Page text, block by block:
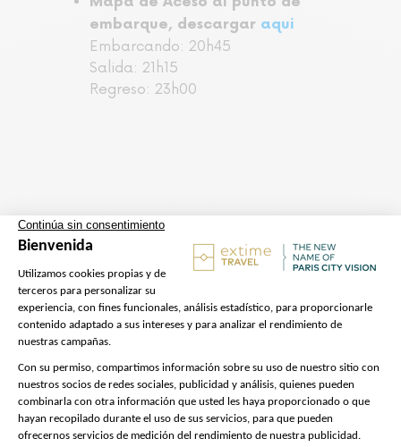
embarque, descargar aqui
Embarcando: 20h45
Salida: 21h15
Regreso: 23h00
Leer más....Mostrar menos
El precio no incluye
Transporte